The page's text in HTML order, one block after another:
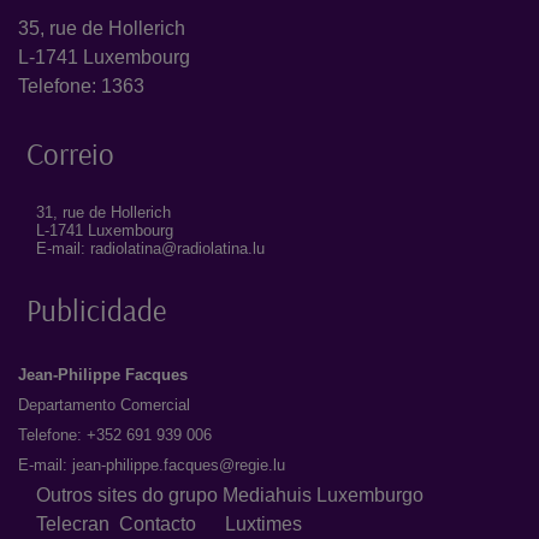
35, rue de Hollerich
L-1741 Luxembourg
Telefone: 1363
Correio
31, rue de Hollerich
L-1741 Luxembourg
E-mail: radiolatina@radiolatina.lu
Publicidade
Jean-Philippe Facques
Departamento Comercial
Telefone: +352 691 939 006
E-mail: jean-philippe.facques@regie.lu
Outros sites do grupo Mediahuis Luxemburgo
Telecran Contacto Luxtimes